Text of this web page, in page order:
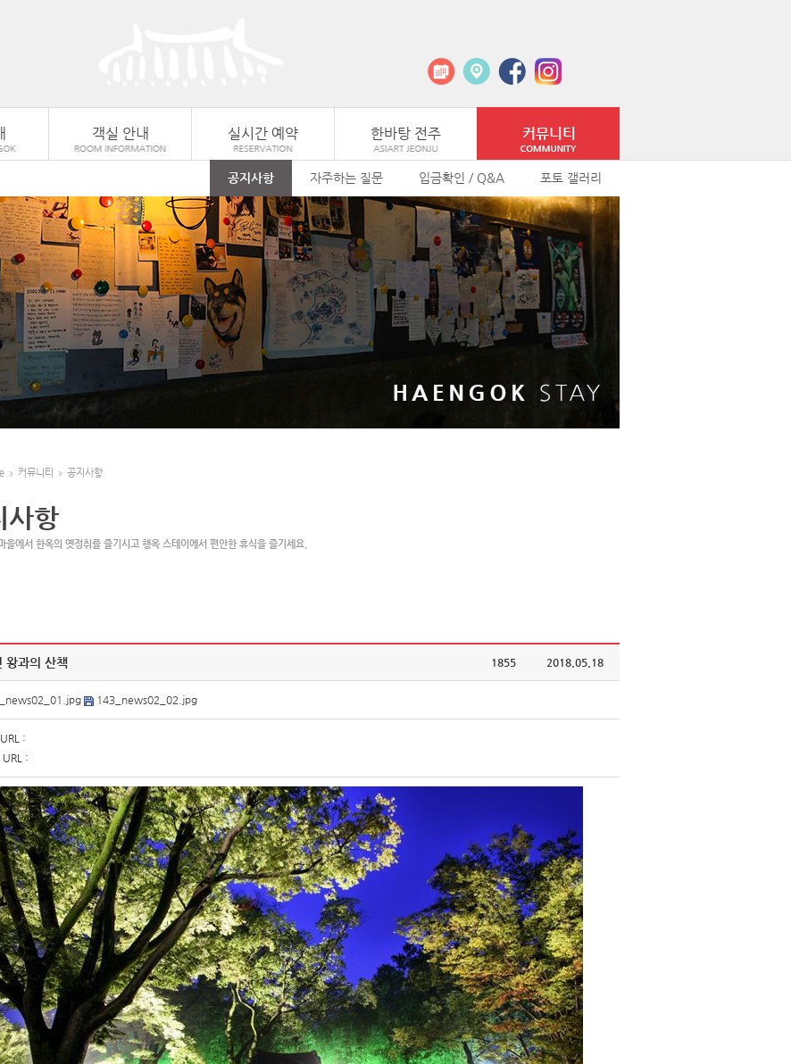
객실 안내 실시간 예약 한바탕 전주 커뮤니티
공지사항 자주하는 질문 입금확인 / Q&A 포토 갤러리
커뮤니티 공지사항
사항
을에서 한옥의 옛정취를 즐기시고 행옥 스테이에서 편안한 휴식을 즐기세요.
왕과의 산책 1855 2018.05.18
143_news02_02.jpg
:
URL :